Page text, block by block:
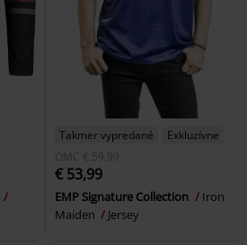
Takmer vypredané
Exkluzívne
OMC € 59,99
€ 53,99
EMP Signature Collection
Iron
Maiden
Jersey